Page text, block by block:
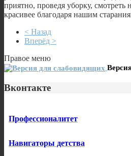
приятно, проведя уборку,
красивее благодаря нашим
< Назад
Вперёд >
Правое меню
Вконтакте
Профессионалитет
Навигаторы детства